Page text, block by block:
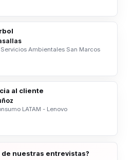
Ambientales San Marcos
al cliente
LATAM - Lenovo
nuestras entrevistas?